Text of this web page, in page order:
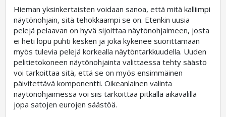
Hieman yksinkertaisten voidaan sanoa, että mitä kalliimpi
näytönohjain, sitä tehokkaampi se on. Etenkin uusia
pelejä pelaavan on hyvä sijoittaa näytönohjaimeen, josta
ei heti lopu puhti kesken ja joka kykenee suorittamaan
myös tulevia pelejä korkealla näytöntarkkuudella. Uuden
pelitietokoneen näytönohjainta valittaessa tehty säästö
voi tarkoittaa sitä, että se on myös ensimmäinen
päivitettävä komponentti. Oikeanlainen valinta
näytönohjaimessa voi siis tarkoittaa pitkällä aikavälillä
jopa satojen eurojen säästöä.